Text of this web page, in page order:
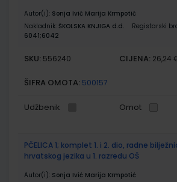
Autor(i): Sonja Ivić Marija Krmpotić
Nakladnik: ŠKOLSKA KNJIGA d.d.
Registarski
6041;6042
SKU: 556240 CIJENA: 26,24
ŠIFRA OMOTA: 500157
Udžbenik Omot
PČELICA 1; komplet 1. i 2. dio, radne
hrvatskog jezika u 1. razredu OŠ
Autor(i): Sonja Ivić Marija Krmpotić